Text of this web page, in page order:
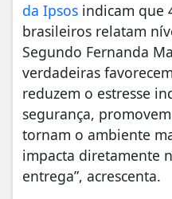
da Ipsos indicam que
brasileiros relatam
Segundo Fernanda
verdadeiras
reduzem o estresse
segurança,
tornam o ambiente
impacta diretamente
entrega”, acrescenta.